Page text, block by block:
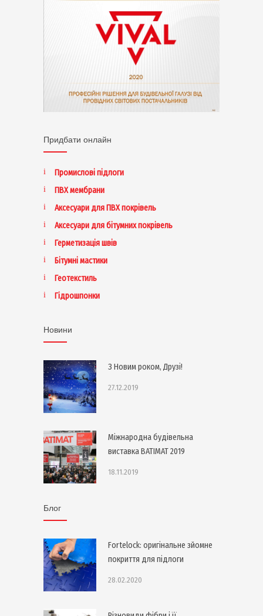
Придбати онлайн
Промислові підлоги
ПВХ мембрани
Аксесуари для ПВХ покрівель
Аксесуари для бітумних покрівель
Герметизація швів
Бітумні мастики
Геотекстиль
Гідрошпонки
Новини
З Новим роком, Друзі!
27.12.2019
Міжнародна будівельна
виставка BATIMAT 2019
18.11.2019
Блог
Fortelock: оригінальне зйомне
покриття для підлоги
28.02.2020